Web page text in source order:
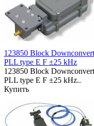
123850 Block
PLL type E F ±25 kHz
123850 Block
PLL type E F ±25 kHz..
Купить